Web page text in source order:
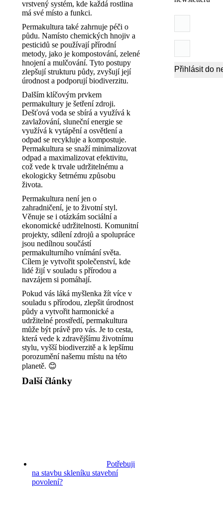
vrstvený systém, kde každá rostlina
má své místo a funkci.
Permakultura také zahrnuje péči o
půdu. Namísto chemických hnojiv a
pesticidů se používají přírodní
metody, jako je kompostování, zelené
hnojení a mulčování. Tyto postupy
zlepšují strukturu půdy, zvyšují její
úrodnost a podporují biodiverzitu.
Dalším klíčovým prvkem
permakultury je šetření zdroji.
Dešťová voda se sbírá a využívá k
zavlažování, sluneční energie se
využívá k vytápění a osvětlení a
odpad se recykluje a kompostuje.
Permakultura se snaží minimalizovat
odpad a maximalizovat efektivitu,
což vede k trvale udržitelnému a
ekologicky šetrnému způsobu
života.
Permakultura není jen o
zahradničení, je to životní styl.
Věnuje se i otázkám sociální a
ekonomické udržitelnosti. Komunitní
projekty, sdílení zdrojů a spolupráce
jsou nedílnou součástí
permakulturního vnímání světa.
Cílem je vytvořit společenství, kde
lidé žijí v souladu s přírodou a
navzájem si pomáhají.
Pokud vás láká myšlenka žít více v
souladu s přírodou, zlepšit úrodnost
půdy a vytvořit harmonické a
udržitelné prostředí, permakultura
může být právě pro vás. Je to cesta,
která vede k zdravějšímu životnímu
stylu, vyšší biodiverzitě a k lepšímu
porozumění našemu místu na této
planetě. 😊
Další články
Potřebuji
na stavbu skleníku stavební
povolení?